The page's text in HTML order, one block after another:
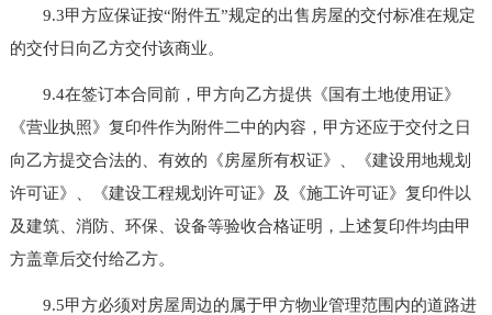
9.3甲方应保证按“附件五”规定的出售房屋的交付标准在规定
的交付日向乙方交付该商业。
9.4在签订本合同前，甲方向乙方提供《国有土地使用证》
《营业执照》复印件作为附件二中的内容，甲方还应于交付之日
向乙方提交合法的、有效的《房屋所有权证》、《建设用地规划
许可证》、《建设工程规划许可证》及《施工许可证》复印件以
及建筑、消防、环保、设备等验收合格证明，上述复印件均由甲
方盖章后交付给乙方。
9.5甲方必须对房屋周边的属于甲方物业管理范围内的道路进